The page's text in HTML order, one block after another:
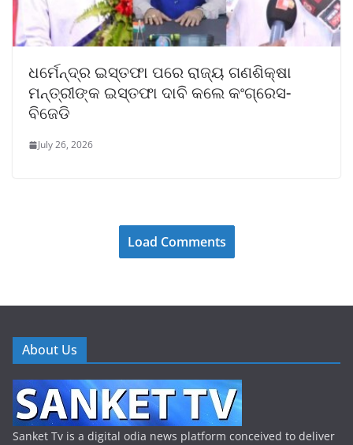
ଧର୍ମେନ୍ଦ୍ର ଇସ୍ତଫା ପରେ ରାଜ୍ୟ ଗଣଶିକ୍ଷା
ମନ୍ତ୍ରୀଙ୍କ ଇସ୍ତଫା ଦାବି କଲେ କଂଗ୍ରେସ-
ବିଜେଡି
July 26, 2026
Load Comments
About Us
Sanket Tv is a digital odia news platform conceived to deliver